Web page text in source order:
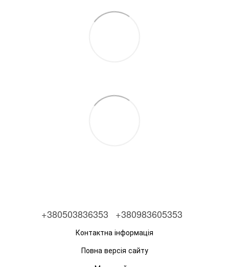
+380503836353 +380983605353
Контактна інформація
Повна версія сайту